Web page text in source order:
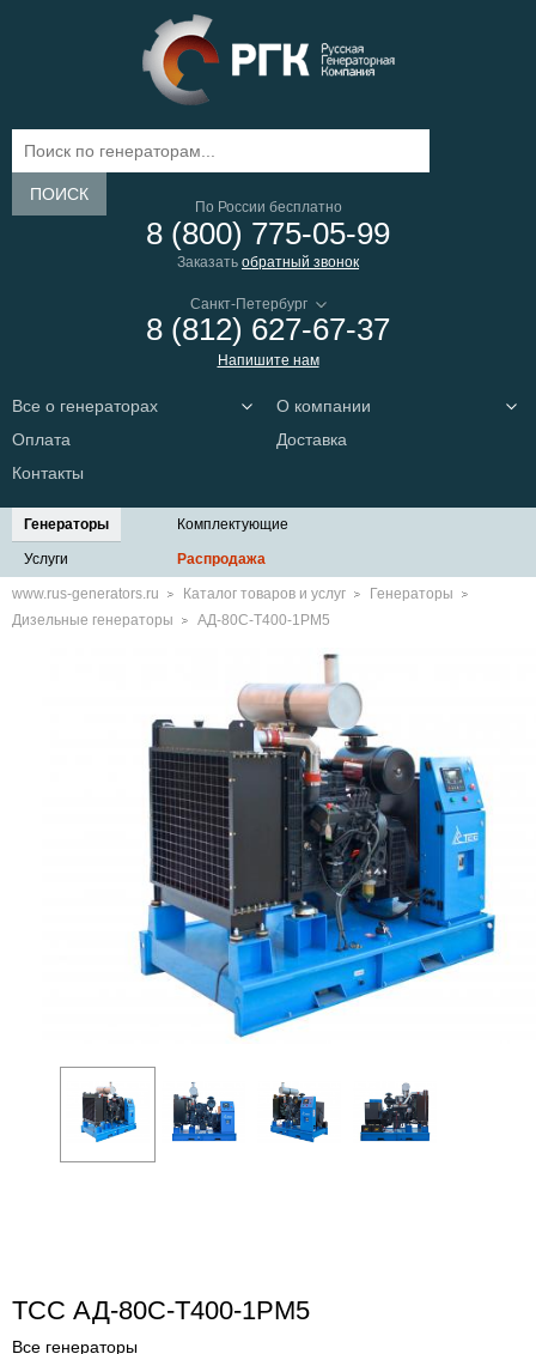
ПОИСК
По России бесплатно
8 (800) 775-05-99
Заказать обратный звонок
8 (812) 627-67-37
Напишите нам
Все о генераторах
О компании
Оплата
Доставка
Контакты
Генераторы Комплектующие
Услуги Распродажа
www.rus-generators.ru Каталог товаров и услуг
Генераторы
Дизельные генераторы
АД-80С-Т400-1РМ5
ТСС АД-80С-Т400-1РМ5
Все генераторы